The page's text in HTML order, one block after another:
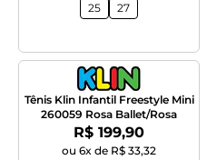
25
27
Tênis Klin Infantil Freestyle Mini
260059 Rosa Ballet/Rosa
Por:
R$ 199,90
ou 6x de R$ 33,32